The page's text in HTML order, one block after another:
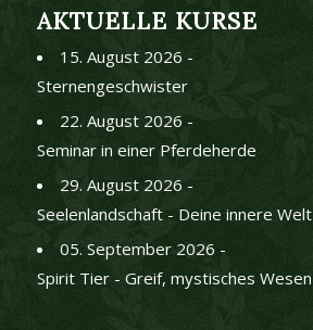
AKTUELLE KURSE
15. August 2026 -
Sternengeschwister
22. August 2026 -
Seminar in einer Pferdeherde
29. August 2026 -
Seelenlandschaft - Deine innere Welt
05. September 2026 -
Spirit Tier - Greif, mystisches Wesen